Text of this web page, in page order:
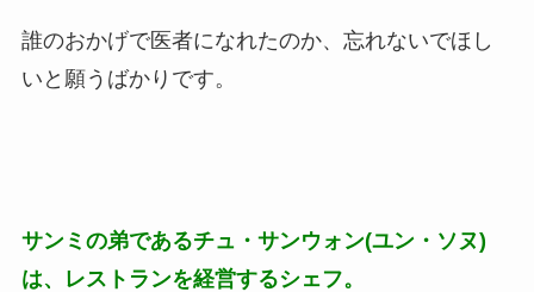
誰のおかげで医者になれたのか、忘れないでほし
いと願うばかりです。
サンミの弟であるチュ・サンウォン(ユン・ソヌ)
は、レストランを経営するシェフ。